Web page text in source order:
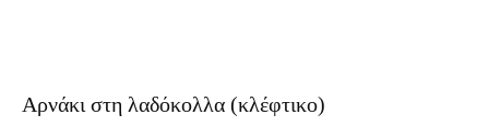
Αρνάκι στη λαδόκολλα (κλέφτικο)